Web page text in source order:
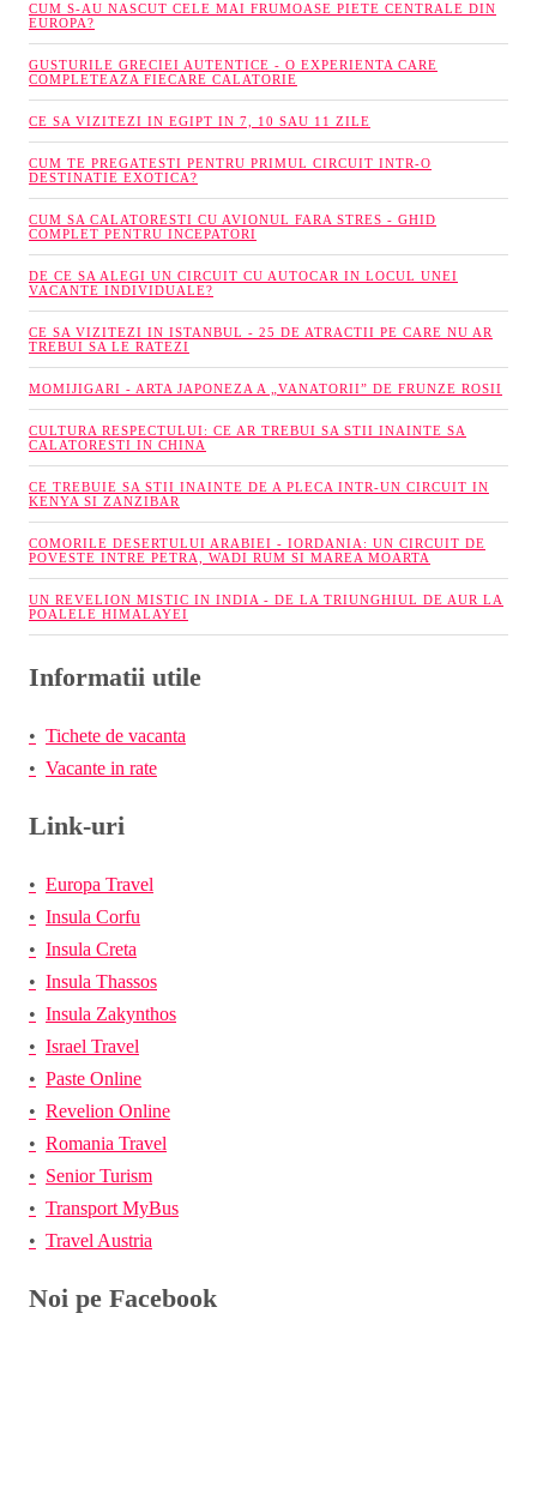
CUM S-AU NASCUT CELE MAI FRUMOASE PIETE CENTRALE DIN
EUROPA?
GUSTURILE GRECIEI AUTENTICE - O EXPERIENTA CARE
COMPLETEAZA FIECARE CALATORIE
CE SA VIZITEZI IN EGIPT IN 7, 10 SAU 11 ZILE
CUM TE PREGATESTI PENTRU PRIMUL CIRCUIT INTR-O
DESTINATIE EXOTICA?
CUM SA CALATORESTI CU AVIONUL FARA STRES - GHID
COMPLET PENTRU INCEPATORI
DE CE SA ALEGI UN CIRCUIT CU AUTOCAR IN LOCUL UNEI
VACANTE INDIVIDUALE?
CE SA VIZITEZI IN ISTANBUL - 25 DE ATRACTII PE CARE NU AR
TREBUI SA LE RATEZI
MOMIJIGARI - ARTA JAPONEZA A „VANATORII” DE FRUNZE ROSII
CULTURA RESPECTULUI: CE AR TREBUI SA STII INAINTE SA
CALATORESTI IN CHINA
CE TREBUIE SA STII INAINTE DE A PLECA INTR-UN CIRCUIT IN
KENYA SI ZANZIBAR
COMORILE DESERTULUI ARABIEI - IORDANIA: UN CIRCUIT DE
POVESTE INTRE PETRA, WADI RUM SI MAREA MOARTA
UN REVELION MISTIC IN INDIA - DE LA TRIUNGHIUL DE AUR LA
POALELE HIMALAYEI
Informatii utile
Tichete de vacanta
Vacante in rate
Link-uri
Europa Travel
Insula Corfu
Insula Creta
Insula Thassos
Insula Zakynthos
Israel Travel
Paste Online
Revelion Online
Romania Travel
Senior Turism
Transport MyBus
Travel Austria
Noi pe Facebook